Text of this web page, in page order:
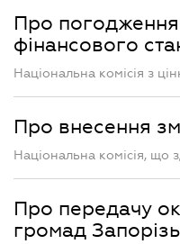
Про
фінансового
Національна комісія з
Про внесення
Національна комісія, що
Про передачу
громад